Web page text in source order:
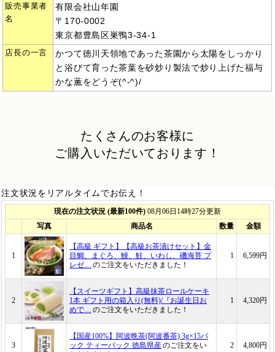
販売事業者
名
有限会社山年園
〒170-0002
東京都豊島区巣鴨3-34-1
店長の一言
かつて徳川天領地であった茶園から太陽をしっかり
と浴びて育った茶葉を砂炒り製法で炒り上げた福与
かな薫をどうぞ(^-^)/
たくさんのお客様に
ご購入いただいております！
注文状況をリアルタイムでお伝え！